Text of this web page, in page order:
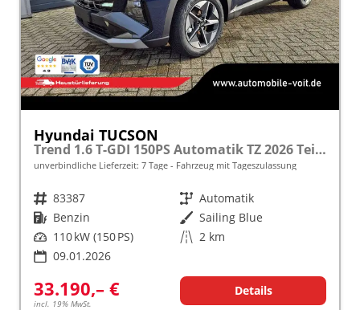
Hyundai TUCSON
Trend 1.6 T-GDI 150PS Automatik TZ 2026 Teil-Leder Sitzheizung v+h Lenkradheizung Klimaautomatik Navi Touchscreen DAB+ Apple CarPlay + Android Auto PDC Rückf.-Kamera Matrix-LED-Scheinw.
unverbindliche Lieferzeit: 7 Tage Fahrzeug mit Tageszulassung
Fahrzeugnr. 83387 Getriebe Automatik
Kraftstoff Benzin Außenfarbe Sailing Blue
Leistung 110 kW (150 PS) Kilometerstand 2 km
09.01.2026
33.190,– €
incl. 19% MwSt.
Details